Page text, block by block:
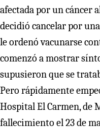
afectada por un cáncer
decidió cancelar por
le ordenó vacunarse
comenzó a mostrar
supusieron que se
Pero rápidamente
Hospital El Carmen, de
fallecimiento el 23 de